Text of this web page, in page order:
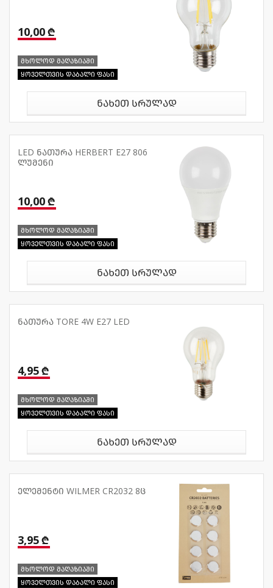
10,00 ₾
მხოლოდ მაღაზიაში
ყოველთვის დაბალი ფასი
ნახეთ სრულად
LED ნათურა HERBERT E27 806
ლუმენი
10,00 ₾
მხოლოდ მაღაზიაში
ყოველთვის დაბალი ფასი
ნახეთ სრულად
ნათურა TORE 4W E27 LED
4,95 ₾
მხოლოდ მაღაზიაში
ყოველთვის დაბალი ფასი
ნახეთ სრულად
ელემენტი WILMER CR2032 8ც
3,95 ₾
მხოლოდ მაღაზიაში
ყოველთვის დაბალი ფასი